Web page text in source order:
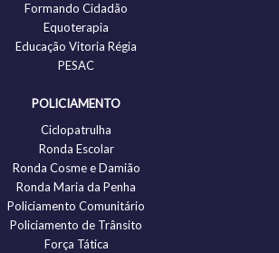
Formando Cidadão
Equoterapia
Educação Vitoria Régia
PESAC
POLICIAMENTO
Ciclopatrulha
Ronda Escolar
Ronda Cosme e Damião
Ronda Maria da Penha
Policiamento Comunitário
Policiamento de Trânsito
Força Tática